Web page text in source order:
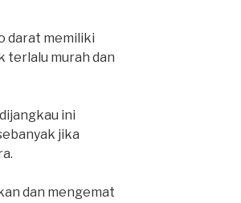
darat memiliki
terlalu murah dan
ini
jika
dan mengemat